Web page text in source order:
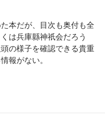
本だが、目次も奥付も全
は兵庫縣神祇会だろう
の様子を確認できる貴重
報がない。